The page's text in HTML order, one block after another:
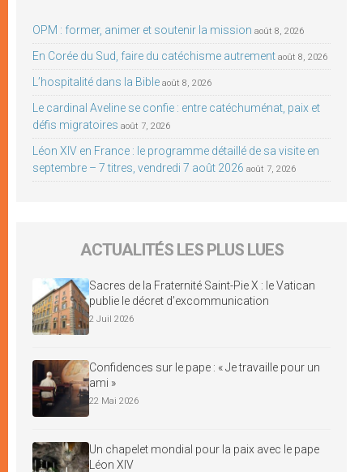
OPM : former, animer et soutenir la mission août 8, 2026
En Corée du Sud, faire du catéchisme autrement août 8, 2026
L’hospitalité dans la Bible août 8, 2026
Le cardinal Aveline se confie : entre catéchuménat, paix et
défis migratoires août 7, 2026
Léon XIV en France : le programme détaillé de sa visite en
septembre – 7 titres, vendredi 7 août 2026 août 7, 2026
ACTUALITÉS LES PLUS LUES
Sacres de la Fraternité Saint-Pie X : le Vatican
publie le décret d’excommunication
2 Juil 2026
Confidences sur le pape : « Je travaille pour un
ami »
22 Mai 2026
Un chapelet mondial pour la paix avec le pape
Léon XIV